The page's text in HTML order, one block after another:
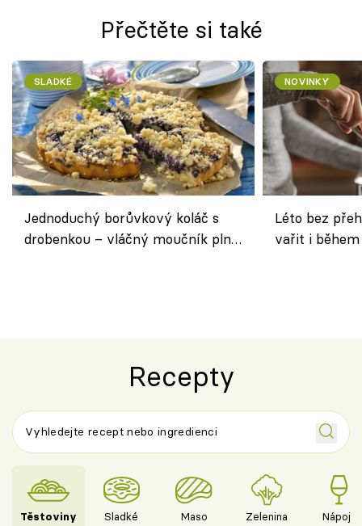
Přečtěte si také
SLADKÉ
Jednoduchý borůvkový koláč s
drobenkou – vláčný moučník plný
NOVINKY
Léto bez
vařit i
Recepty
Těstoviny Sladké Maso Zelenina Nápoje